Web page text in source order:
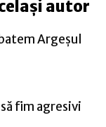
autor
Argeşul
fim agresivi